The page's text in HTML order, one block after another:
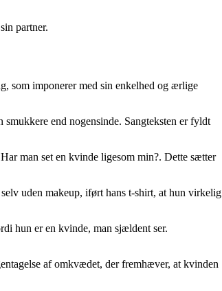
partner.
som imponerer med sin enkelhed og ærlige
end nogensinde. Sangteksten er fyldt
man set en kvinde ligesom min?. Dette sætter
uden makeup, iført hans t-shirt, at hun virkelig
hun er en kvinde, man sjældent ser.
af omkvædet, der fremhæver, at kvinden